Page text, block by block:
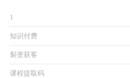
1
知识付费
裂变获客
课程提取码